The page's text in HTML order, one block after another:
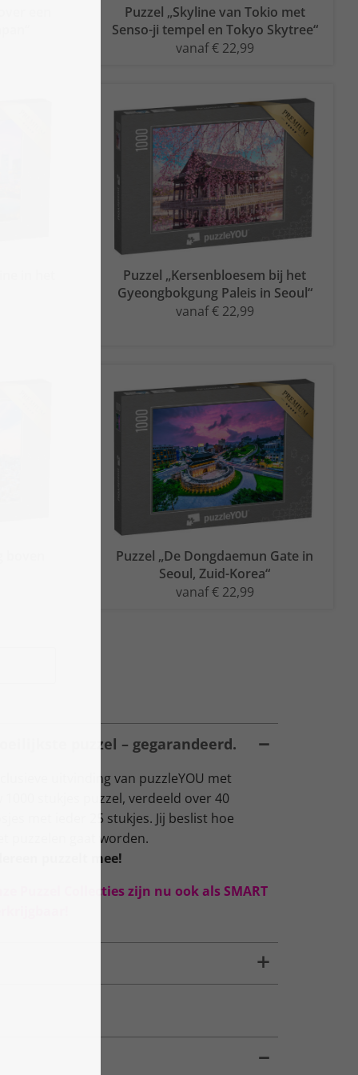
Puzzel „Skyline van Tokio met
Senso-ji tempel en Tokyo Skytree“
vanaf € 22,99
Puzzel „Kersenbloesem bij het
Gyeongbokgung Paleis in Seoul“
vanaf € 22,99
Puzzel „De Dongdaemun Gate in
Seoul, Zuid-Korea“
vanaf € 22,99
puzzel – gegarandeerd.
uitvinding van puzzleYOU met
1000 stukjes puzzel, verdeeld over 40
met ieder 25 stukjes. Jij beslist hoe
puzzelen gaat worden.
puzzelt mee!
Puzzel Collecties zijn nu ook als SMART